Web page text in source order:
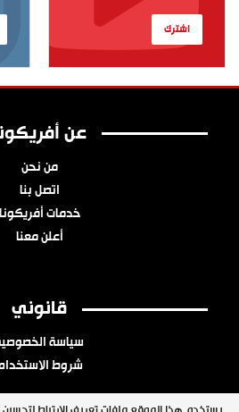
اشترك
عن
من نحن
اتصل بنا
خدمات أفريكونا
أعلن معنا
قانوني
سياسة
شروط